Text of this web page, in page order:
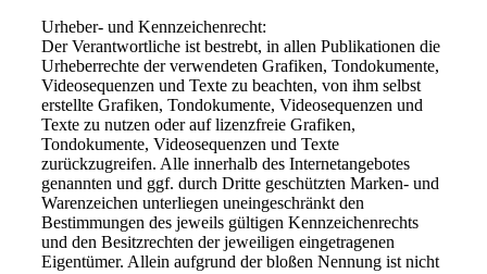
Urheber- und Kennzeichenrecht:
Der Verantwortliche ist bestrebt, in allen Publikationen die
Urheberrechte der verwendeten Grafiken, Tondokumente,
Videosequenzen und Texte zu beachten, von ihm selbst
erstellte Grafiken, Tondokumente, Videosequenzen und
Texte zu nutzen oder auf lizenzfreie Grafiken,
Tondokumente, Videosequenzen und Texte
zurückzugreifen. Alle innerhalb des Internetangebotes
genannten und ggf. durch Dritte geschützten Marken- und
Warenzeichen unterliegen uneingeschränkt den
Bestimmungen des jeweils gültigen Kennzeichenrechts
und den Besitzrechten der jeweiligen eingetragenen
Eigentümer. Allein aufgrund der bloßen Nennung ist nicht